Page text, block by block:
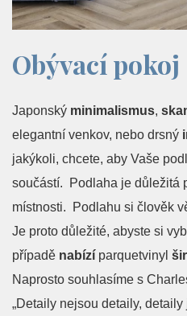
Obývací pokoj
Japonský minimalismus,
elegantní venkov, nebo drsný
jakýkoli, chcete, aby Vaše
součástí. Podlaha je důležitá
místnosti. Podlahu si člověk
Je proto důležité, abyste si
případě nabízí parquetvinyl
Naprosto souhlasíme s
„Detaily nejsou detaily,